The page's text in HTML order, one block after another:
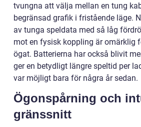
tvungna att välja mellan en tung
begränsad grafik i fristående läge.
av tunga speldata med så låg
mot en fysisk koppling är omärklig
ögat. Batterierna har också blivit
ger en betydligt längre speltid per
var möjligt bara för några år sedan.
Ögonspårning och
gränssnitt